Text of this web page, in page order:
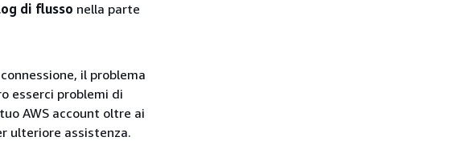
di flusso nella parte
il problema
esserci problemi di
AWS account oltre ai
ulteriore assistenza.